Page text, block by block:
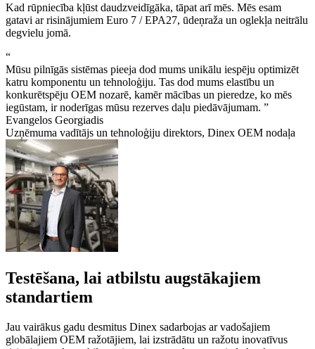
Kad rūpniecība kļūst daudzveidīgāka, tāpat arī mēs. Mēs esam
gatavi ar risinājumiem Euro 7 / EPA27, ūdeņraža un oglekļa neitrālu
degvielu jomā.
“
Mūsu pilnīgās sistēmas pieeja dod mums unikālu iespēju optimizēt
katru komponentu un tehnoloģiju. Tas dod mums elastību un
konkurētspēju OEM nozarē, kamēr mācības un pieredze, ko mēs
iegūstam, ir noderīgas mūsu rezerves daļu piedāvājumam. ”
Evangelos Georgiadis
Uzņēmuma vadītājs un tehnoloģiju direktors, Dinex OEM nodaļa
Testēšana, lai atbilstu augstākajiem
standartiem
Jau vairākus gadu desmitus Dinex sadarbojas ar vadošajiem
globālajiem OEM ražotājiem, lai izstrādātu un ražotu inovatīvus